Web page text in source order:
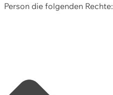
Person die folgenden Rechte: